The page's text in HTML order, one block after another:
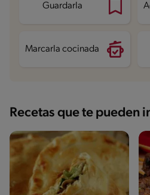
Guardarla
Marcarla cocinada
Recetas que te pueden